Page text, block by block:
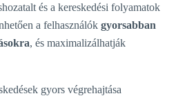
és a kereskedési folyamatok
a felhasználók gyorsabban
, és maximalizálhatják
gyors végrehajtása